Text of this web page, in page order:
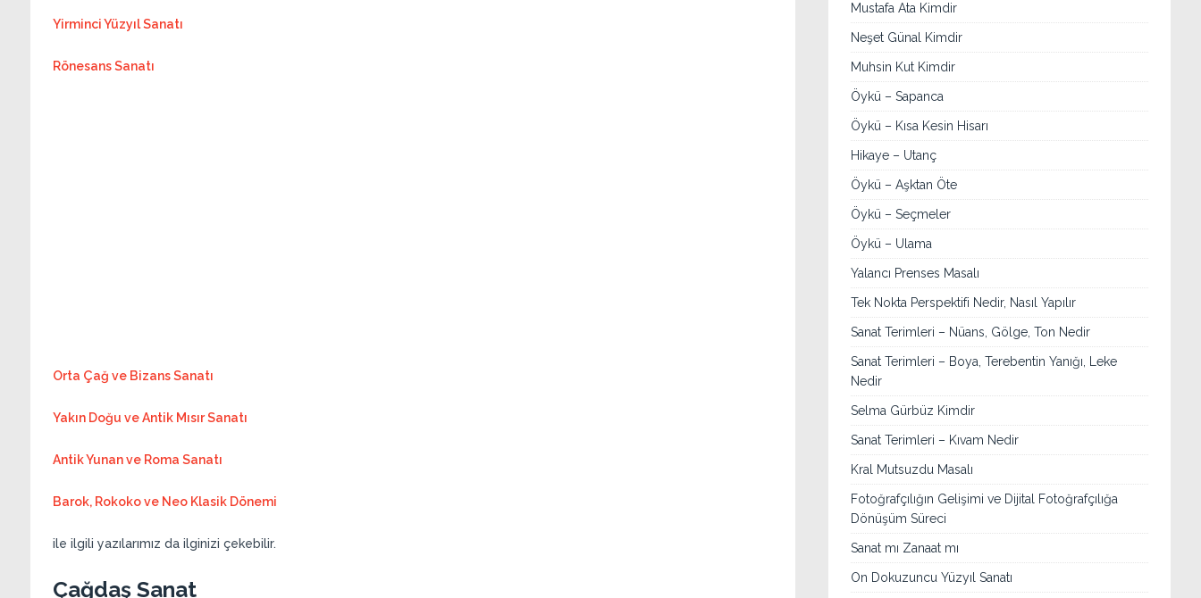
Yirminci Yüzyıl Sanatı
Rönesans Sanatı
Orta Çağ ve Bizans Sanatı
Yakın Doğu ve Antik Mısır Sanatı
Antik Yunan ve Roma Sanatı
Barok, Rokoko ve Neo Klasik Dönemi
ile ilgili yazılarımız da ilginizi çekebilir.
Çağdaş Sanat
Mustafa Ata Kimdir
Neşet Günal Kimdir
Muhsin Kut Kimdir
Öykü – Sapanca
Öykü – Kısa Kesin Hisarı
Hikaye – Utanç
Öykü – Aşktan Öte
Öykü – Seçmeler
Öykü – Ulama
Yalancı Prenses Masalı
Tek Nokta Perspektifi Nedir, Nasıl Yapılır
Sanat Terimleri – Nüans, Gölge, Ton Nedir
Sanat Terimleri – Boya, Terebentin Yanığı, Leke
Nedir
Selma Gürbüz Kimdir
Sanat Terimleri – Kıvam Nedir
Kral Mutsuzdu Masalı
Fotoğrafçılığın Gelişimi ve Dijital Fotoğrafçılığa
Dönüşüm Süreci
Sanat mı Zanaat mı
On Dokuzuncu Yüzyıl Sanatı